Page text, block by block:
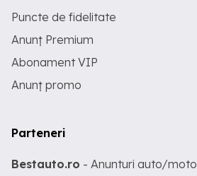
Puncte de fidelitate
Anunț Premium
Abonament VIP
Anunț promo
Parteneri
Bestauto.ro - Anunturi auto/moto